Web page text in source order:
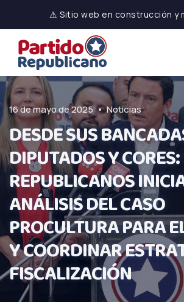
⚠ Sitio web en construcción y
16 de mayo de 2025 • Noticias
DESDE SUS
DIPUTADOS Y CORES:
REPUBLICANOS
ANÁLISIS DEL CASO
PROCULTURA PARA
Y COORDINAR
FISCALIZACIÓN